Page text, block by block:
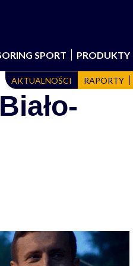
SPORT PRODUKTY
AKTUALNOŚCI RAPORTY